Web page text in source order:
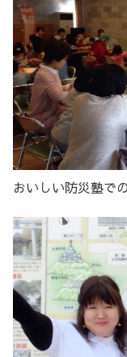
おいしい防災塾で